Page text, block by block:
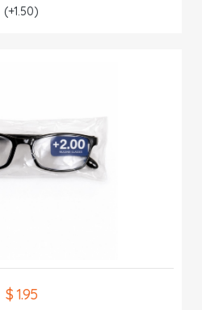
(+1.50)
$ 1.95